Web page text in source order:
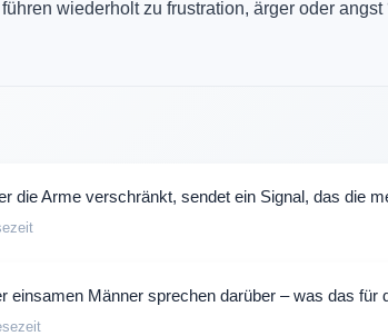
wiederholt zu frustration, ärger oder
die Arme verschränkt, sendet ein Signal, das die
einsamen Männer sprechen darüber – was das für